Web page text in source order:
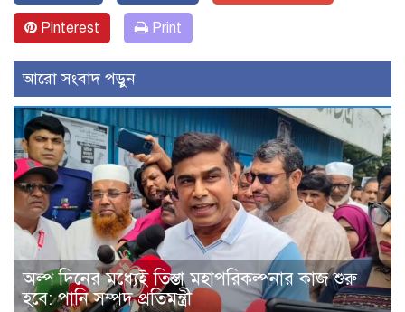
Pinterest Print
আরো সংবাদ পড়ুন
অল্প দিনের মধ্যেই তিস্তা মহাপরিকল্পনার কাজ শুরু
হবে: পানি সম্পদ প্রতিমন্ত্রী